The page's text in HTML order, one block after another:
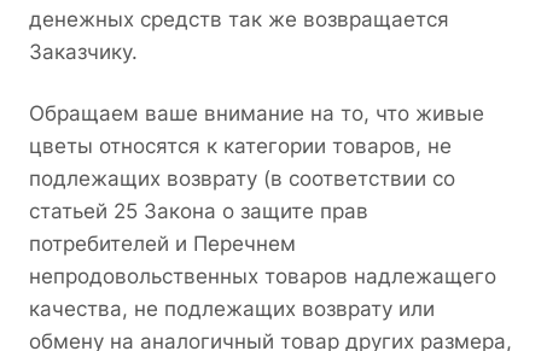
денежных средств так же возвращается
Заказчику.
Обращаем ваше внимание на то, что живые
цветы относятся к категории товаров, не
подлежащих возврату (в соответствии со
статьей 25 Закона о защите прав
потребителей и Перечнем
непродовольственных товаров надлежащего
качества, не подлежащих возврату или
обмену на аналогичный товар других размера,